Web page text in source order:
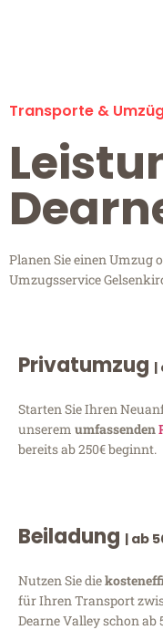
Transporte &
Planen Sie einen Umzug
Umzugsservice
Privatumzug |
Starten Sie Ihren
unserem umfassenden
bereits ab 250€ beginnt.
Beiladung | ab
Nutzen Sie die
für Ihren Transport
Dearne Valley schon ab